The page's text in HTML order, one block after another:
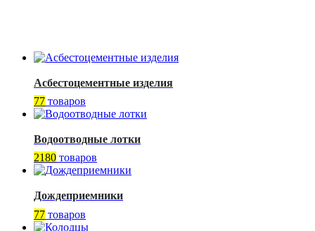
Асбестоцементные изделия
77 товаров
Водоотводные лотки
2180 товаров
Дождеприемники
77 товаров